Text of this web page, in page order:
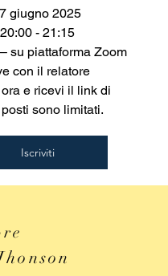
giugno 2025
- 21:15
su piattaforma Zoom
con il relatore
e ricevi il link di
sono limitati.
Iscriviti